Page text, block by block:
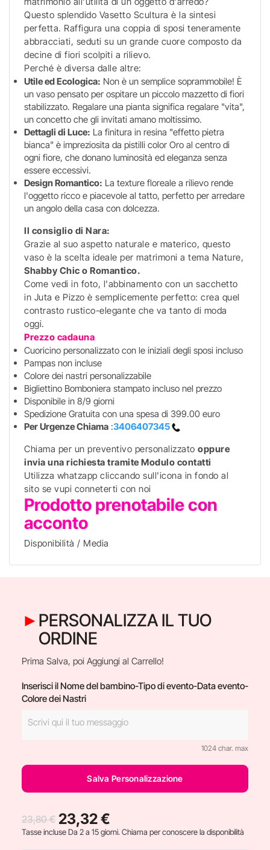
Questo splendido Vasetto Scultura è la sintesi
perfetta. Raffigura una coppia di sposi teneramente
abbracciati, seduti su un grande cuore composto da
decine di fiori scolpiti a rilievo.
Perché è diversa dalle altre:
Utile ed Ecologica: Non è un semplice soprammobile! È
un vaso pensato per ospitare un piccolo mazzetto di fiori
stabilizzato. Regalare una pianta significa regalare "vita",
un concetto che gli invitati amano moltissimo.
Dettagli di Luce: La finitura in resina "effetto pietra
bianca" è impreziosita da pistilli color Oro al centro di
ogni fiore, che donano luminosità ed eleganza senza
essere eccessivi.
Design Romantico: La texture floreale a rilievo rende
l'oggetto ricco e piacevole al tatto, perfetto per arredare
un angolo della casa con dolcezza.
Il consiglio di Nara:
Grazie al suo aspetto naturale e materico, questo
vaso è la scelta ideale per matrimoni a tema Nature,
Shabby Chic o Romantico.
Come vedi in foto, l'abbinamento con un sacchetto
in Juta e Pizzo è semplicemente perfetto: crea quel
contrasto rustico-elegante che va tanto di moda
oggi.
Prezzo cadauna
Cuoricino personalizzato con le iniziali degli sposi incluso
Pampas non incluse
Colore dei nastri personalizzabile
Bigliettino Bomboniera stampato incluso nel prezzo
Disponibile in 8/9 giorni
Spedizione Gratuita con una spesa di 399.00 euro
Per UrgenzeChiama :3406407345
Chiama per un preventivo personalizzato oppure
invia una richiesta tramite Modulo contatti
Utilizza whatzapp cliccando sull'icona in fondo al
sito se vupi conneterti con noi
Prodotto prenotabile con
acconto
Disponibilità / Media
PERSONALIZZA IL TUO
ORDINE
Prima Salva, poi Aggiungi al Carrello!
Inserisci il Nome del bambino-Tipo di evento-Data evento-
Colore dei Nastri
1024 char. max
Salva Personalizzazione
23,80 € 23,32 €
Tasse incluseDa 2 a 15 giorni. Chiama per conoscere la disponibilità